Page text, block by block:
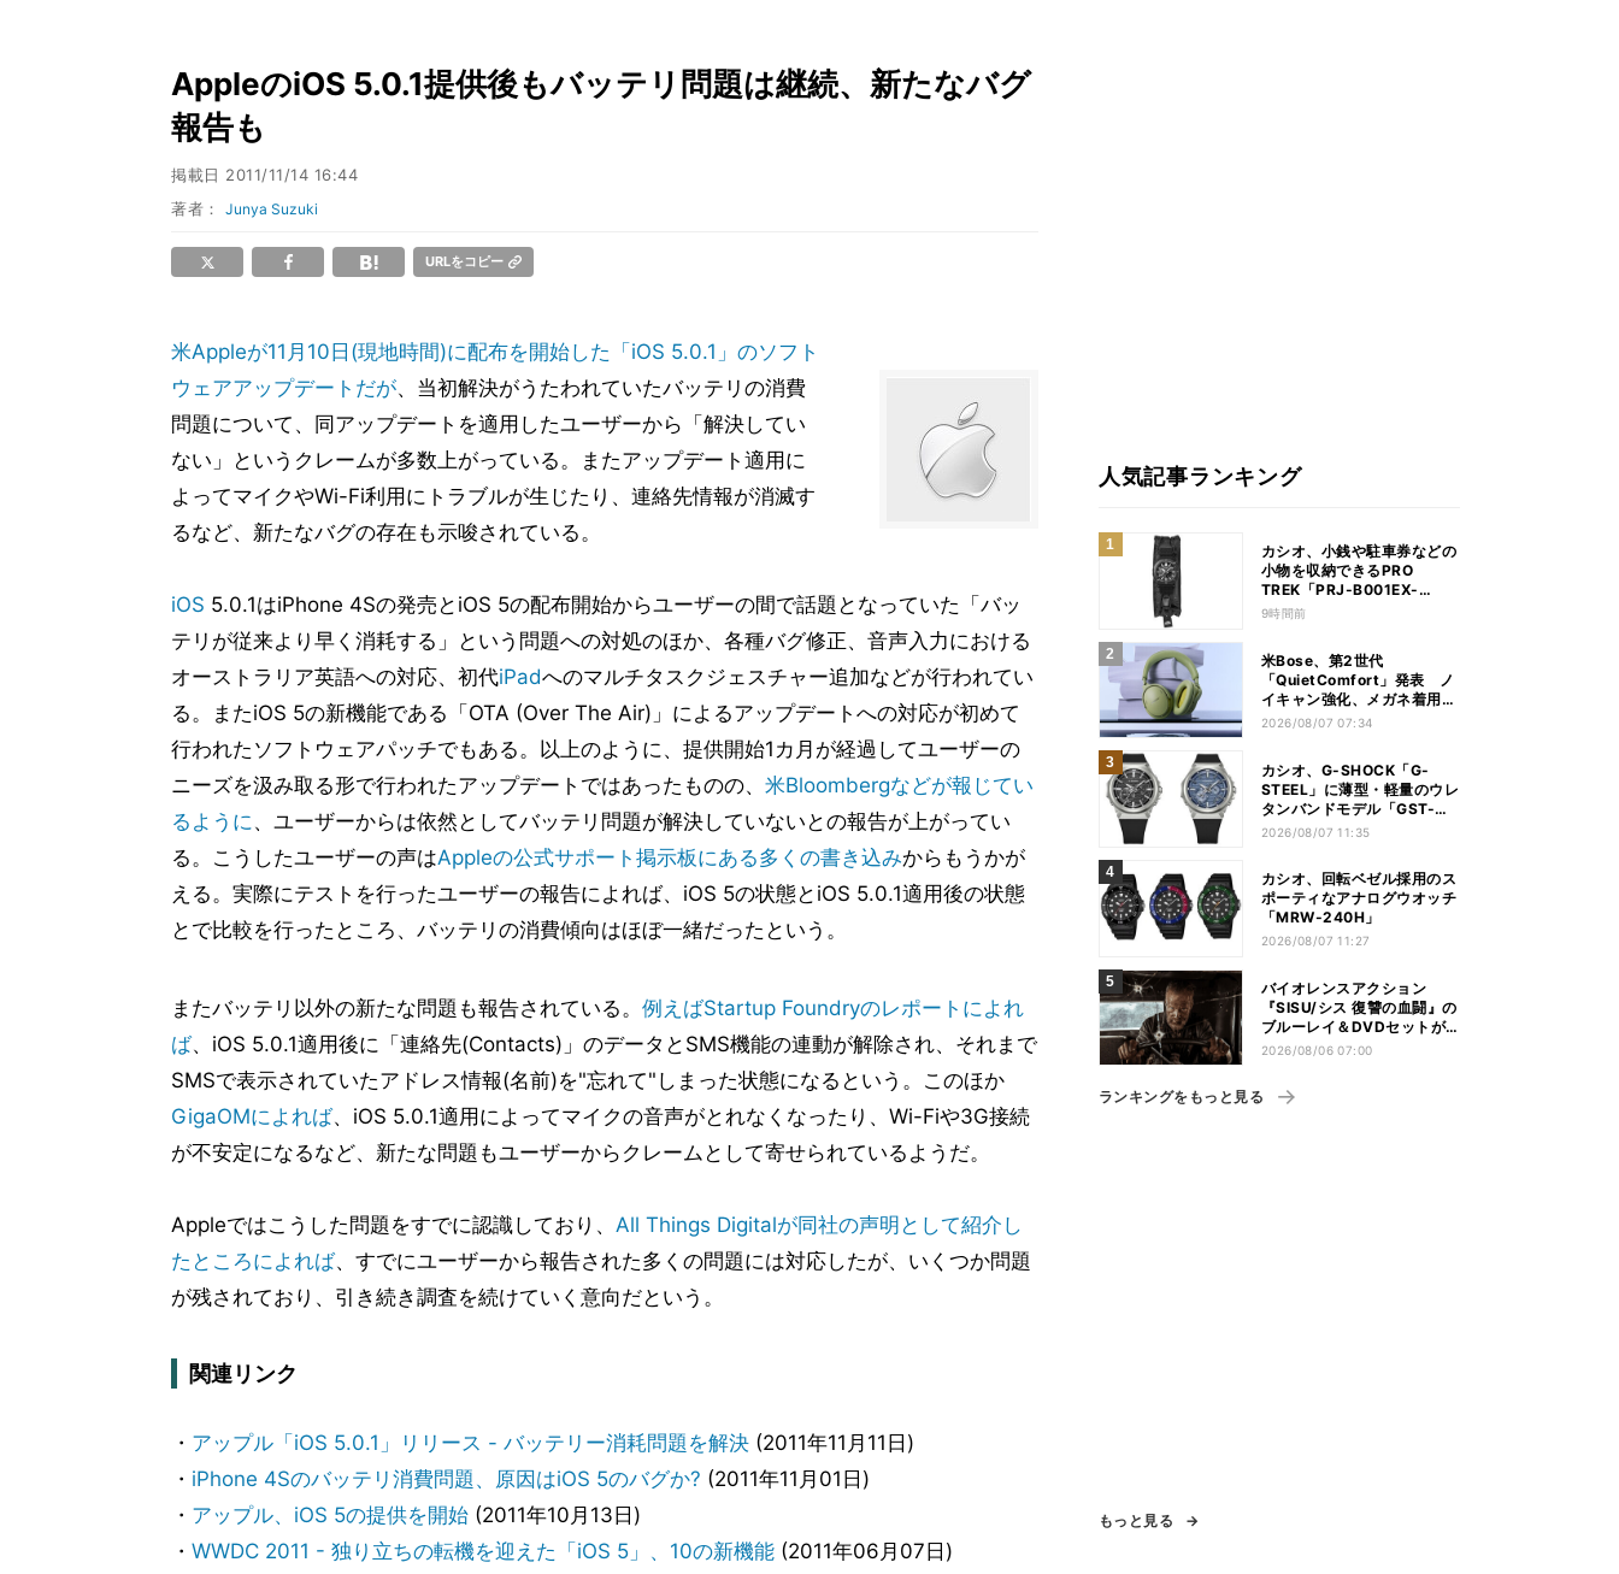
AppleのiOS 5.0.1提供後もバッテリ問題は継続、新たなバグ
報告も
掲載日 2011/11/14 16:44
著者：Junya Suzuki
URLをコピー
米Appleが11月10日(現地時間)に配布を開始した「iOS 5.0.1」のソフト
ウェアアップデートだが、当初解決がうたわれていたバッテリの消費
問題について、同アップデートを適用したユーザーから「解決してい
ない」というクレームが多数上がっている。またアップデート適用に
よってマイクやWi-Fi利用にトラブルが生じたり、連絡先情報が消滅す
るなど、新たなバグの存在も示唆されている。
iOS 5.0.1はiPhone 4Sの発売とiOS 5の配布開始からユーザーの間で話題となっていた「バッ
テリが従来より早く消耗する」という問題への対処のほか、各種バグ修正、音声入力における
オーストラリア英語への対応、初代iPadへのマルチタスクジェスチャー追加などが行われてい
る。またiOS 5の新機能である「OTA (Over The Air)」によるアップデートへの対応が初めて
行われたソフトウェアパッチでもある。以上のように、提供開始1カ月が経過してユーザーの
ニーズを汲み取る形で行われたアップデートではあったものの、 米Bloombergなどが報じてい
るように、ユーザーからは依然としてバッテリ問題が解決していないとの報告が上がってい
る。こうしたユーザーの声はAppleの公式サポート掲示板にある多くの書き込みからもうかが
える。実際にテストを行ったユーザーの報告によれば、iOS 5の状態とiOS 5.0.1適用後の状態
とで比較を行ったところ、バッテリの消費傾向はほぼ一緒だったという。
またバッテリ以外の新たな問題も報告されている。 例えばStartup Foundryのレポートによれ
ば、iOS 5.0.1適用後に「連絡先(Contacts)」のデータとSMS機能の連動が解除され、それまで
SMSで表示されていたアドレス情報(名前)を"忘れて"しまった状態になるという。このほか
GigaOMによれば、iOS 5.0.1適用によってマイクの音声がとれなくなったり、Wi-Fiや3G接続
が不安定になるなど、新たな問題もユーザーからクレームとして寄せられているようだ。
Appleではこうした問題をすでに認識しており、 All Things Digitalが同社の声明として紹介し
たところによれば、すでにユーザーから報告された多くの問題には対応したが、いくつか問題
が残されており、引き続き調査を続けていく意向だという。
関連リンク
・ アップル「iOS 5.0.1」リリース - バッテリー消耗問題を解決 (2011年11月11日)
・ iPhone 4Sのバッテリ消費問題、原因はiOS 5のバグか? (2011年11月01日)
・ アップル、iOS 5の提供を開始 (2011年10月13日)
・ WWDC 2011 - 独り立ちの転機を迎えた「iOS 5」、10の新機能 (2011年06月07日)
人気記事ランキング
カシオ、小銭や駐車券などの
小物を収納できるPRO
TREK「PRJ-B001EX-
1JR」
9時間前
米Bose、第2世代
「QuietComfort」発表 ノ
イキャン強化、メガネ着用時
の低下を抑制
2026/08/07 07:34
カシオ、G-SHOCK「G-
STEEL」に薄型・軽量のウレ
タンバンドモデル「GST-
B1000」
2026/08/07 11:35
カシオ、回転ベゼル採用のス
ポーティなアナログウオッチ
「MRW-240H」
2026/08/07 11:27
バイオレンスアクション
『SISU/シス 復讐の血闘』の
ブルーレイ＆DVDセットが
12月2日に発売
2026/08/06 07:00
ランキングをもっと見る
もっと見る